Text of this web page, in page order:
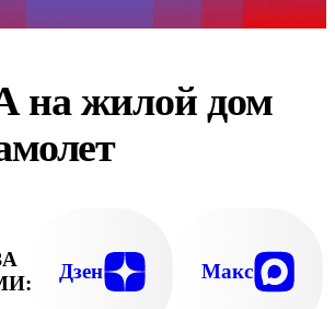
жилой дом
Дзен Макс